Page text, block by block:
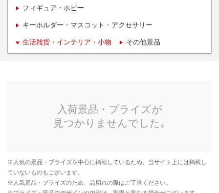
フィギュア・ホビー
キーホルダー・マスコット・アクセサリー
生活雑貨・インテリア・小物 その他景品